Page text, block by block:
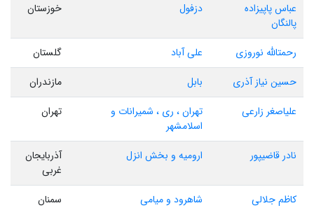
عباس پاپیزاده
پالنگان
دزفول خوزستان
رحمتالله نوروزی علی آباد
گلستان
حسین نیاز آذری
بابل
مازندران
علیاصغر زارعی
تهران ، ری ، شمیرانات و
اسلامشهر
تهران
نادر قاضیپور ارومیه و بخش انزل
آذربایجان
غربی
کاظم جلالی
شاهرود و میامی
سمنان